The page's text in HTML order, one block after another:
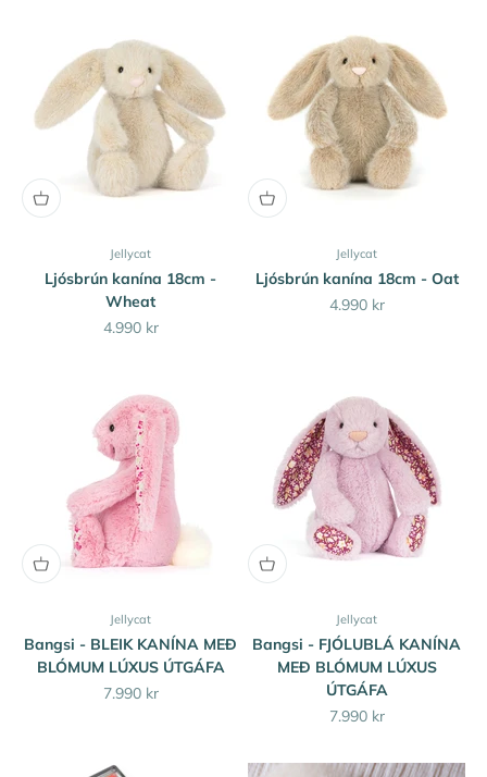
Jellycat
Ljósbrún kanína 18cm -
Wheat
Sale price
4.990 kr
Jellycat
Ljósbrún kanína 18cm - Oat
Sale price
4.990 kr
Jellycat
Bangsi - BLEIK KANÍNA MEÐ
BLÓMUM LÚXUS ÚTGÁFA
Sale price
7.990 kr
Jellycat
Bangsi - FJÓLUBLÁ KANÍNA
MEÐ BLÓMUM LÚXUS
ÚTGÁFA
Sale price
7.990 kr